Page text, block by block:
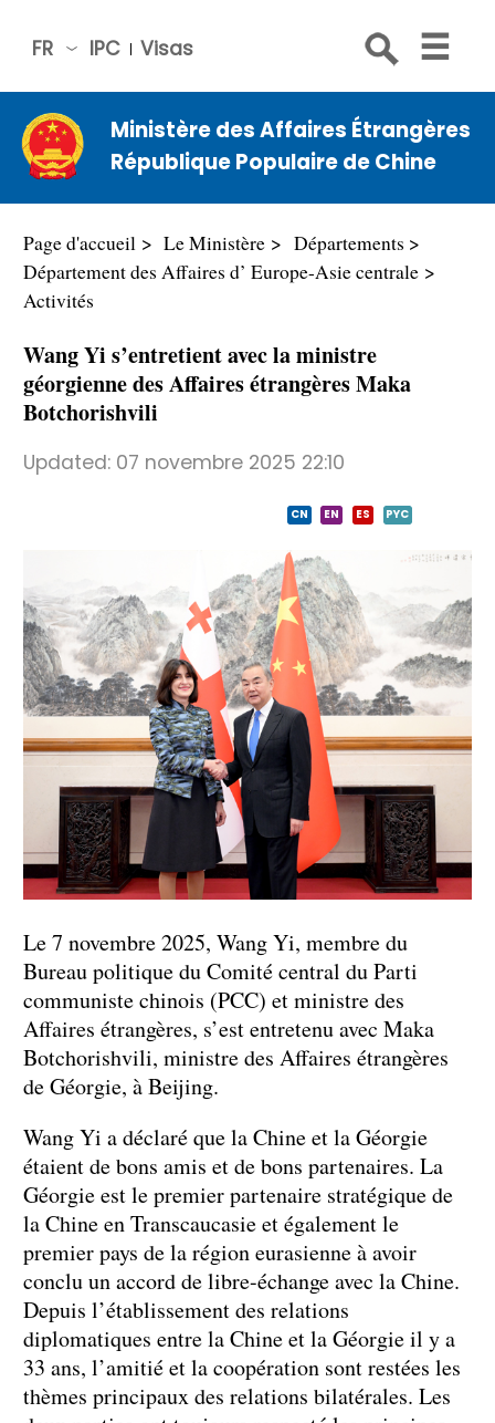
IPC Visas
FR
中文
Engli
sh
Русс
Espa
ñol
Ministère des Affaires Étrangères
République Populaire de Chine
Page d'accueil Le Ministère
Départements
Département des Affaires d’ Europe-Asie centrale
Activités
Wang Yi s’entretient avec la ministre
géorgienne des Affaires étrangères Maka
Botchorishvili
Updated: 07 novembre 2025 22:10
CN EN ES PYC
Le 7 novembre 2025, Wang Yi, membre du
Bureau politique du Comité central du Parti
communiste chinois (PCC) et ministre des
Affaires étrangères, s’est entretenu avec Maka
Botchorishvili, ministre des Affaires étrangères
de Géorgie, à Beijing.
Wang Yi a déclaré que la Chine et la Géorgie
étaient de bons amis et de bons partenaires. La
Géorgie est le premier partenaire stratégique de
la Chine en Transcaucasie et également le
premier pays de la région eurasienne à avoir
conclu un accord de libre-échange avec la Chine.
Depuis l’établissement des relations
diplomatiques entre la Chine et la Géorgie il y a
33 ans, l’amitié et la coopération sont restées les
thèmes principaux des relations bilatérales. Les